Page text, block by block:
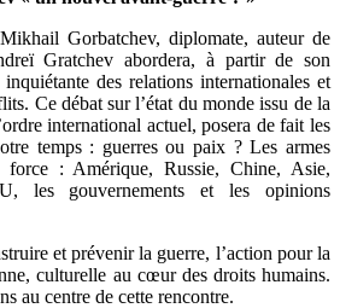
Gorbatchev, diplomate, auteur de
Gratchev abordera, à partir de son
des relations internationales et
Ce débat sur l’état du monde issu de la
international actuel, posera de fait les
temps : guerres ou paix ? Les armes
force : Amérique, Russie, Chine, Asie,
les gouvernements et les opinions
et prévenir la guerre, l’action pour la
culturelle au cœur des droits humains.
au centre de cette rencontre.